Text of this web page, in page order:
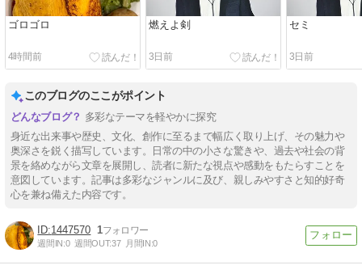
ゴロゴロ
4時間前
燃えよ剣
3日前
セミ
3日前
このブログのここがポイント
多彩なテーマを軽やかに探究
身近な出来事や歴史、文化、創作に至るまで幅広く取り上げ、その魅力や
奥深さを鋭く描写しています。日常の中の小さな驚きや、過去や社会の背
景を絡めながら文章を展開し、読者に新たな視点や感動をもたらすことを
意図しています。記事は多彩なジャンルに及び、親しみやすさと知的好奇
心を兼ね備えた内容です。
1447570 1
週間IN:0 週間OUT:37 月間IN:0